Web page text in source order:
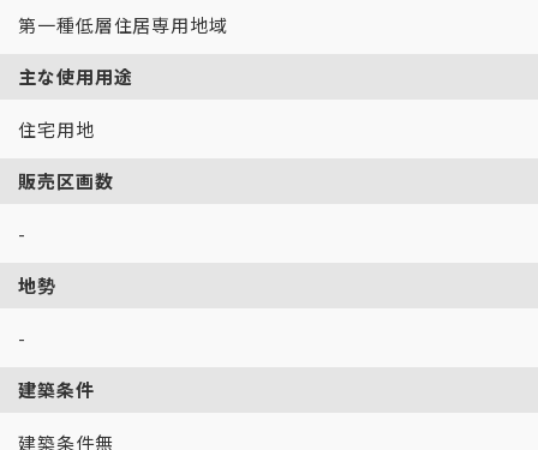
第一種低層住居専用地域
主な使用用途
住宅用地
販売区画数
-
地勢
-
建築条件
建築条件無